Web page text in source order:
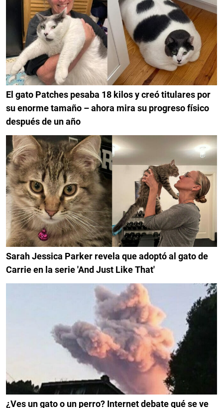
El gato Patches pesaba 18 kilos y creó titulares por
su enorme tamaño – ahora mira su progreso físico
después de un año
Sarah Jessica Parker revela que adoptó al gato de
Carrie en la serie 'And Just Like That'
¿Ves un gato o un perro? Internet debate qué se ve